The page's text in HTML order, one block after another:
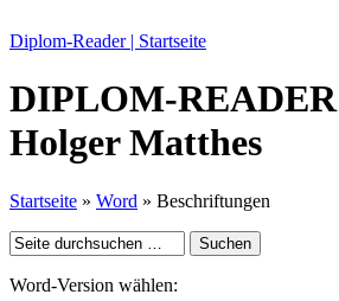
Diplom-Reader | Startseite
DIPLOM-READER
Holger Matthes
Startseite » Word » Beschriftungen
Word-Version wählen: